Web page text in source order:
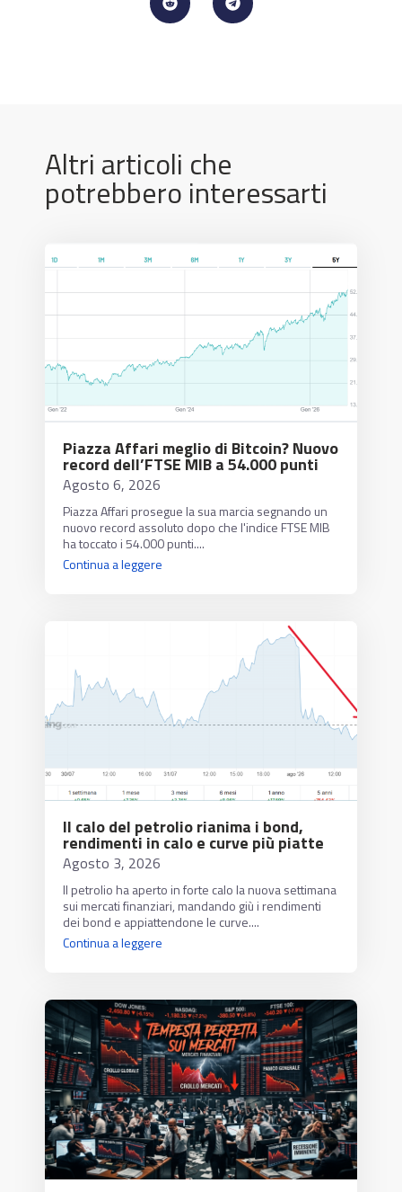
Altri articoli che
potrebbero interessarti
Piazza Affari meglio di Bitcoin? Nuovo
record dell’FTSE MIB a 54.000 punti
Agosto 6, 2026
Piazza Affari prosegue la sua marcia segnando un
nuovo record assoluto dopo che l'indice FTSE MIB
ha toccato i 54.000 punti....
Continua a leggere
Il calo del petrolio rianima i bond,
rendimenti in calo e curve più piatte
Agosto 3, 2026
Il petrolio ha aperto in forte calo la nuova settimana
sui mercati finanziari, mandando giù i rendimenti
dei bond e appiattendone le curve....
Continua a leggere